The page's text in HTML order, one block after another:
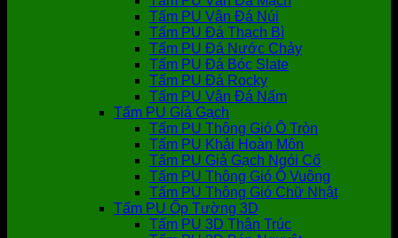
Tấm PU Vân Đá Núi
Tấm PU Đá Thạch Bì
Tấm PU Đá Nước Chảy
Tấm PU Đá Bóc Slate
Tấm PU Đá Rocky
Tấm PU Vân Đá Nấm
Tấm PU Giả Gạch
Tấm PU Thông Gió Ô Tròn
Tấm PU Khải Hoàn Môn
Tấm PU Giả Gạch Ngói Cổ
Tấm PU Thông Gió Ô Vuông
Tấm PU Thông Gió Chữ Nhật
Tấm PU Ốp Tường 3D
Tấm PU 3D Thân Trúc